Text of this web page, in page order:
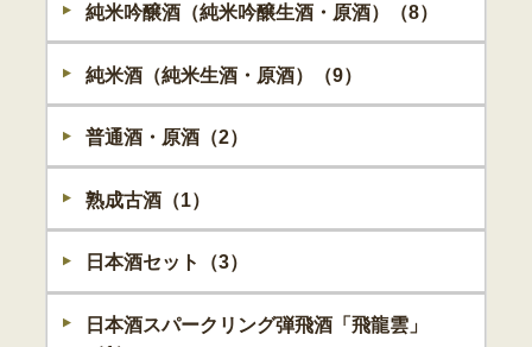
純米吟醸酒（純米吟醸生酒・原酒）（8）
純米酒（純米生酒・原酒）（9）
普通酒・原酒（2）
熟成古酒（1）
日本酒セット（3）
日本酒スパークリング弾飛酒「飛龍雲」